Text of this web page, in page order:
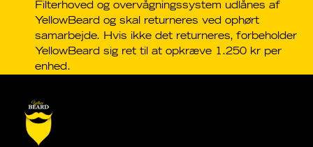
Filterhoved og overvågningssystem udlånes af
YellowBeard og skal returneres ved ophørt
samarbejde. Hvis ikke det returneres, forbeholder
YellowBeard sig ret til at opkræve 1.250 kr per
enhed.